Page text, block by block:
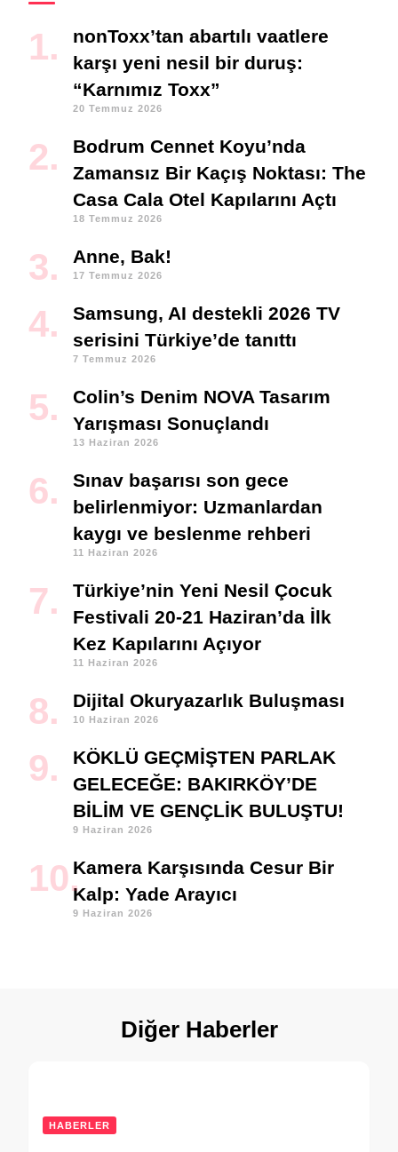
nonToxx’tan abartılı vaatlere
karşı yeni nesil bir duruş:
“Karnımız Toxx”
20 Temmuz 2026
Bodrum Cennet Koyu’nda
Zamansız Bir Kaçış Noktası: The
Casa Cala Otel Kapılarını Açtı
18 Temmuz 2026
Anne, Bak!
17 Temmuz 2026
Samsung, AI destekli 2026 TV
serisini Türkiye’de tanıttı
7 Temmuz 2026
Colin’s Denim NOVA Tasarım
Yarışması Sonuçlandı
13 Haziran 2026
Sınav başarısı son gece
belirlenmiyor: Uzmanlardan
kaygı ve beslenme rehberi
11 Haziran 2026
Türkiye’nin Yeni Nesil Çocuk
Festivali 20-21 Haziran’da İlk
Kez Kapılarını Açıyor
11 Haziran 2026
Dijital Okuryazarlık Buluşması
10 Haziran 2026
KÖKLÜ GEÇMİŞTEN PARLAK
GELECEĞE: BAKIRKÖY’DE
BİLİM VE GENÇLİK BULUŞTU!
9 Haziran 2026
Kamera Karşısında Cesur Bir
Kalp: Yade Arayıcı
9 Haziran 2026
Diğer Haberler
HABERLER